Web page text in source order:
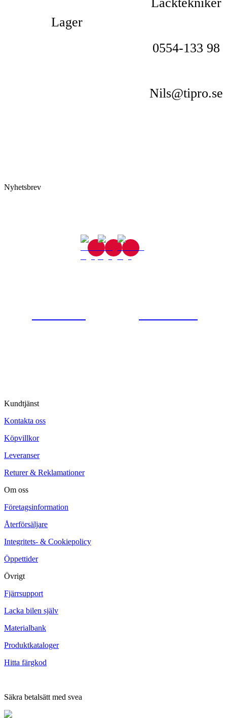
Lager
0554-133 98
Nils@tipro.se
Nyhetsbrev
Kundtjänst
Kontakta oss
Köpvillkor
Leveranser
Returer & Reklamationer
Om oss
Företagsinformation
Återförsäljare
Integritets- & Cookiepolicy
Öppettider
Övrigt
Fjärrsupport
Lacka bilen själv
Materialbank
Produktkataloger
Hitta färgkod
Säkra betalsätt med svea